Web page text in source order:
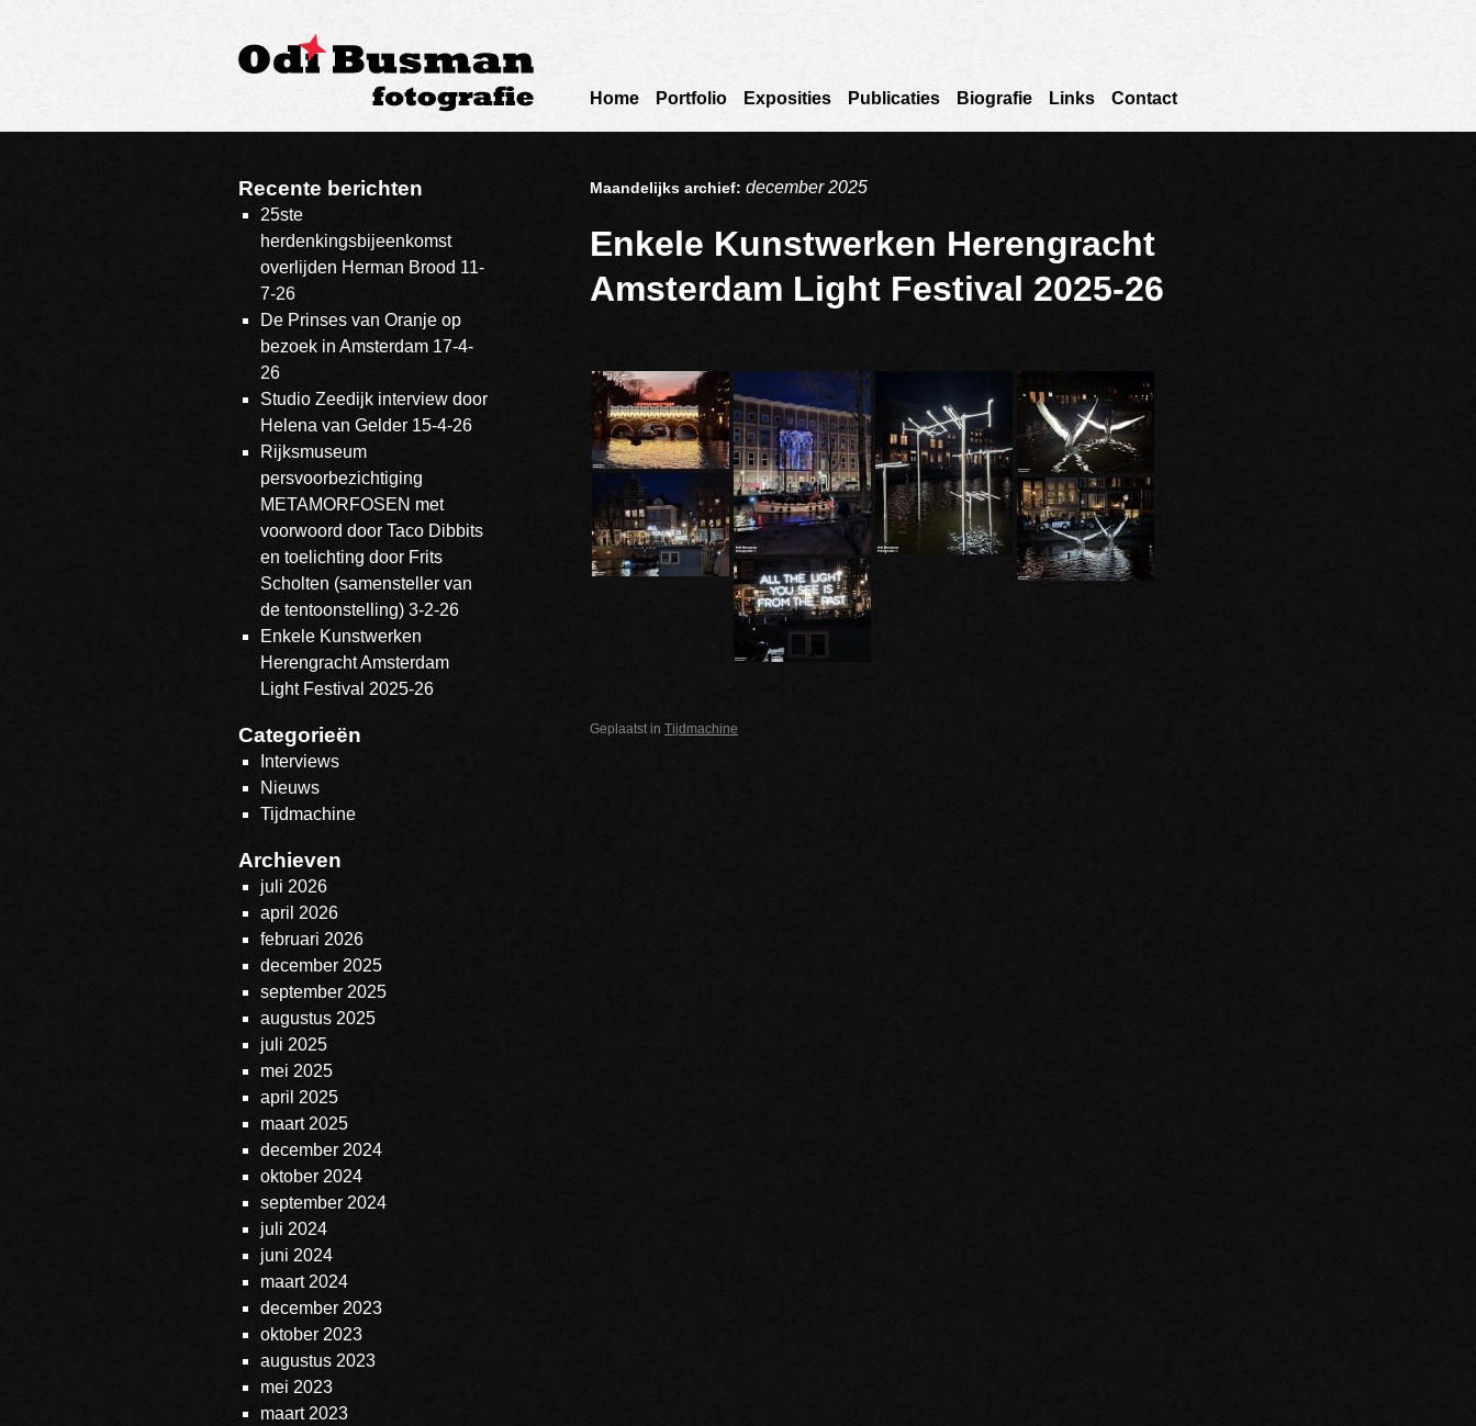
Home Portfolio Exposities Publicaties Biografie Links Contact
Maandelijks archief: december 2025
Enkele Kunstwerken Herengracht
Amsterdam Light Festival 2025-26
Geplaatst in Tijdmachine
Recente berichten
25ste
herdenkingsbijeenkomst
overlijden Herman Brood 11-
7-26
De Prinses van Oranje op
bezoek in Amsterdam 17-4-
26
Studio Zeedijk interview door
Helena van Gelder 15-4-26
Rijksmuseum
persvoorbezichtiging
METAMORFOSEN met
voorwoord door Taco Dibbits
en toelichting door Frits
Scholten (samensteller van
de tentoonstelling) 3-2-26
Enkele Kunstwerken
Herengracht Amsterdam
Light Festival 2025-26
Categorieën
Interviews
Nieuws
Tijdmachine
Archieven
juli 2026
april 2026
februari 2026
december 2025
september 2025
augustus 2025
juli 2025
mei 2025
april 2025
maart 2025
december 2024
oktober 2024
september 2024
juli 2024
juni 2024
maart 2024
december 2023
oktober 2023
augustus 2023
mei 2023
maart 2023